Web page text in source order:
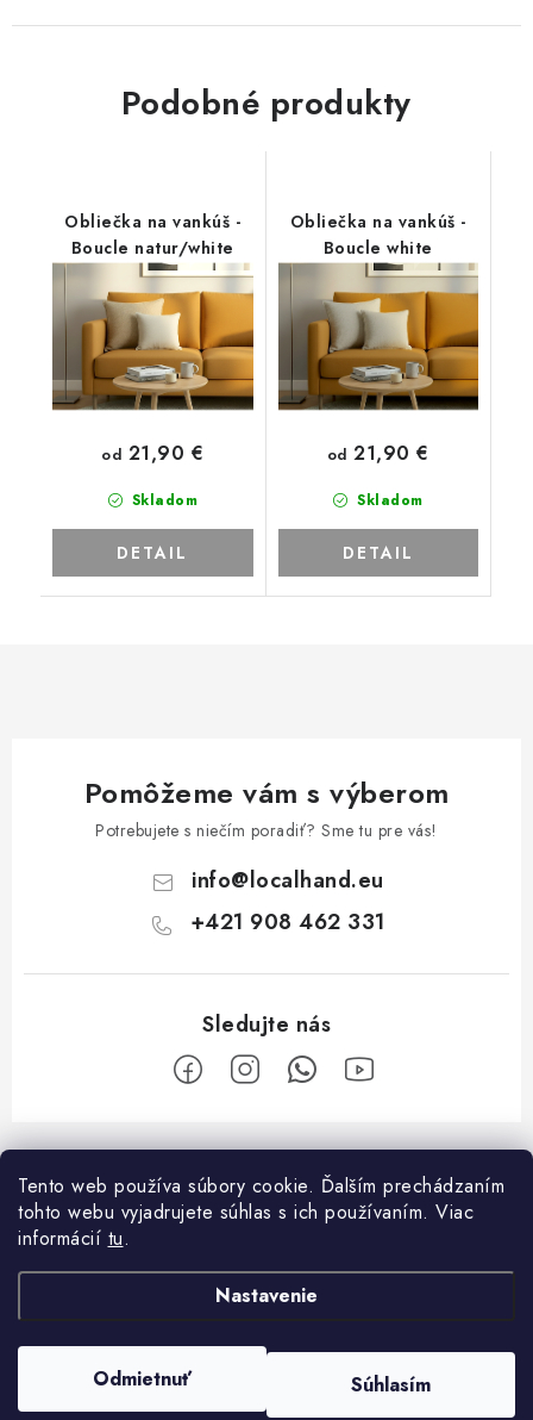
Tento web používa súbory cookie. Ďalším prechádzaním
tohto webu vyjadrujete súhlas s ich používaním. Viac
informácií tu.
Nastavenie
Odmietnuť Súhlasím
Podobné produkty
Obliečka na vankúš -
Boucle natur/white
Skladom
od 21,90 €
DETAIL
Obliečka na vankúš -
Boucle white
Skladom
od 21,90 €
DETAIL
Pomôžeme vám s výberom
Potrebujete s niečím poradiť? Sme tu pre vás!
info@localhand.eu
+421 908 462 331
Z
á
Facebook
O nákupe
Reklamačný poriadok
Všeobecné obchodné podmienky
O spoločnosti
O nás
Vytvoril Shoptet
Copyright 2026 . Všetky práva vyhradené.